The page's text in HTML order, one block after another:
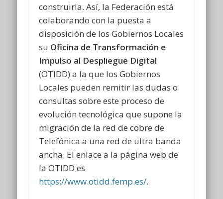
construirla. Así, la Federación está
colaborando con la puesta a
disposición de los Gobiernos Locales
su Oficina de Transformación e
Impulso al Despliegue Digital
(OTIDD) a la que los Gobiernos
Locales pueden remitir las dudas o
consultas sobre este proceso de
evolución tecnológica que supone la
migración de la red de cobre de
Telefónica a una red de ultra banda
ancha. El enlace a la página web de
la OTIDD es
https://www.otidd.femp.es/.